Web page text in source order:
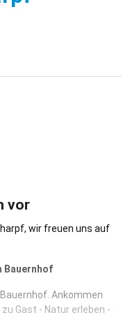
vor
wir freuen uns auf
Bauernhof
Ankommen
Gast - Natur erleben -